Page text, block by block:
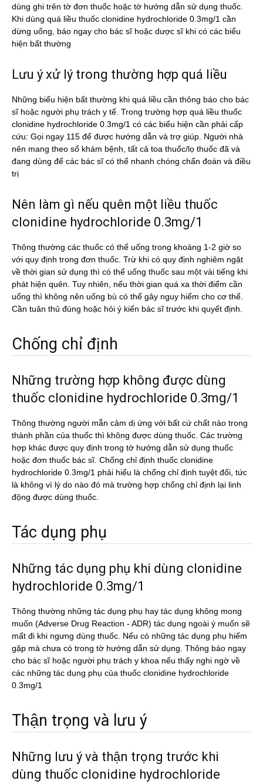
dùng ghi trên tờ đơn thuốc hoặc tờ hướng dẫn sử dụng thuốc.
Khi dùng quá liều thuốc clonidine hydrochloride 0.3mg/1 cần
dừng uống, báo ngay cho bác sĩ hoặc dược sĩ khi có các biểu
hiện bất thường
Lưu ý xử lý trong thường hợp quá liều
Những biểu hiện bất thường khi quá liều cần thông báo cho bác
sĩ hoặc người phụ trách y tế. Trong trường hợp quá liều thuốc
clonidine hydrochloride 0.3mg/1 có các biểu hiện cần phải cấp
cứu: Gọi ngay 115 để được hướng dẫn và trợ giúp. Người nhà
nên mang theo sổ khám bệnh, tất cả toa thuốc/lọ thuốc đã và
đang dùng để các bác sĩ có thể nhanh chóng chẩn đoán và điều
trị
Nên làm gì nếu quên một liều thuốc
clonidine hydrochloride 0.3mg/1
Thông thường các thuốc có thể uống trong khoảng 1-2 giờ so
với quy định trong đơn thuốc. Trừ khi có quy định nghiêm ngặt
về thời gian sử dụng thì có thể uống thuốc sau một vài tiếng khi
phát hiện quên. Tuy nhiên, nếu thời gian quá xa thời điểm cần
uống thì không nên uống bù có thể gây nguy hiểm cho cơ thể.
Cần tuân thủ đúng hoặc hỏi ý kiến bác sĩ trước khi quyết định.
Chống chỉ định
Những trường hợp không được dùng
thuốc clonidine hydrochloride 0.3mg/1
Thông thường người mẫn cảm dị ứng với bất cứ chất nào trong
thành phần của thuốc thì không được dùng thuốc. Các trường
hợp khác được quy định trong tờ hướng dẫn sử dụng thuốc
hoặc đơn thuốc bác sĩ. Chống chỉ định thuốc clonidine
hydrochloride 0.3mg/1 phải hiểu là chống chỉ định tuyệt đối, tức
là không vì lý do nào đó mà trường hợp chống chỉ định lại linh
động được dùng thuốc.
Tác dụng phụ
Những tác dụng phụ khi dùng clonidine
hydrochloride 0.3mg/1
Thông thường những tác dụng phụ hay tác dụng không mong
muốn (Adverse Drug Reaction - ADR) tác dụng ngoài ý muốn sẽ
mất đi khi ngưng dùng thuốc. Nếu có những tác dụng phụ hiếm
gặp mà chưa có trong tờ hướng dẫn sử dụng. Thông báo ngay
cho bác sĩ hoặc người phụ trách y khoa nếu thấy nghi ngờ về
các những tác dụng phụ của thuốc clonidine hydrochloride
0.3mg/1
Thận trọng và lưu ý
Những lưu ý và thận trọng trước khi
dùng thuốc clonidine hydrochloride